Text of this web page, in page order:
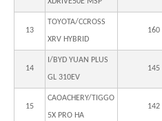
13
TOYOTA/CCROSS
XRV HYBRID
160
14
I/BYD YUAN PLUS
GL 310EV
145
15
CAOACHERY/TIGGO
5X PRO HA
142